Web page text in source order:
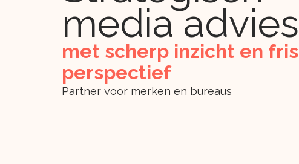
media advies
met scherp inzicht en fris
perspectief
Partner voor merken en bureaus